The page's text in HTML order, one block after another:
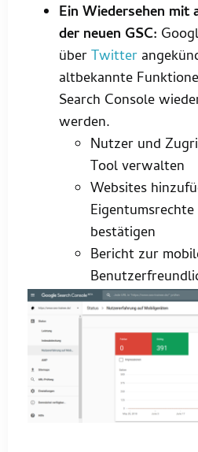
Ein Wiedersehen mit
der neuen GSC:
überTwitter
altbekannte
Search Console
werden.
Nutzer und
Tool verwalten
Websites
bestätigen
Bericht zur